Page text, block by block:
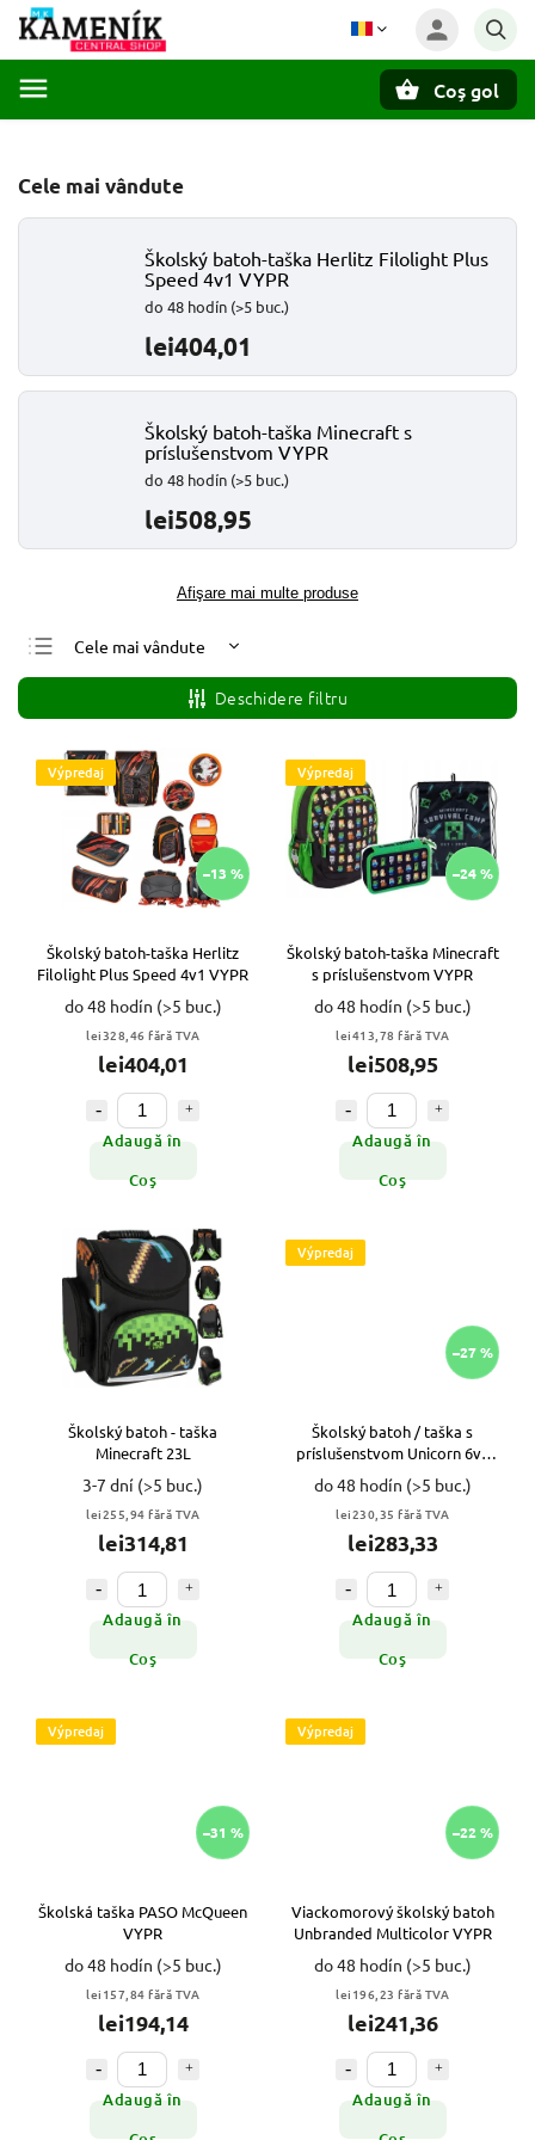
Coş gol
Cele mai vândute
Školský batoh-taška Herlitz Filolight Plus
Speed 4v1 VYPR
do 48 hodín (>5 buc.)
lei404,01
Školský batoh-taška Minecraft s
príslušenstvom VYPR
do 48 hodín (>5 buc.)
lei508,95
Afişare mai multe produse
Cele mai vândute
Cele mai ieftine
Cele mai scumpe
Alfabetic
Deschidere filtru
Výpredaj
–13 %
Školský batoh-taška Herlitz
Filolight Plus Speed 4v1 VYPR
do 48 hodín (>5 buc.)
lei328,46 fără TVA
lei404,01
Adaugă în
Coş
Výpredaj
–24 %
Školský batoh-taška Minecraft
s príslušenstvom VYPR
do 48 hodín (>5 buc.)
lei413,78 fără TVA
lei508,95
Adaugă în
Coş
Školský batoh - taška
Minecraft 23L
3-7 dní (>5 buc.)
lei255,94 fără TVA
lei314,81
Adaugă în
Coş
Výpredaj
–27 %
Školský batoh / taška s
príslušenstvom Unicorn 6v1
VYPR
do 48 hodín (>5 buc.)
lei230,35 fără TVA
lei283,33
Adaugă în
Coş
Výpredaj
–31 %
Školská taška PASO McQueen
VYPR
do 48 hodín (>5 buc.)
lei157,84 fără TVA
lei194,14
Adaugă în
Výpredaj
–22 %
Viackomorový školský batoh
Unbranded Multicolor VYPR
do 48 hodín (>5 buc.)
lei196,23 fără TVA
lei241,36
Adaugă în